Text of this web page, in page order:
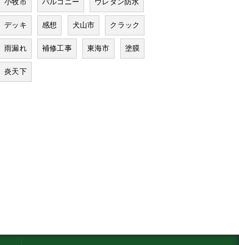
小牧市 バルコニー ウレタン防水
デッキ 感想 犬山市 クラック
雨漏れ 補修工事 東海市 塗膜
炎天下